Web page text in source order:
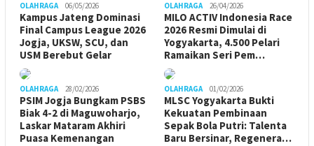
OLAHRAGA 06/05/2026
Kampus Jateng Dominasi
Final Campus League 2026
Jogja, UKSW, SCU, dan
USM Berebut Gelar
OLAHRAGA 26/04/2026
MILO ACTIV Indonesia Race
2026 Resmi Dimulai di
Yogyakarta, 4.500 Pelari
Ramaikan Seri Pem…
OLAHRAGA 28/02/2026
PSIM Jogja Bungkam PSBS
Biak 4-2 di Maguwoharjo,
Laskar Mataram Akhiri
Puasa Kemenangan
OLAHRAGA 01/02/2026
MLSC Yogyakarta Bukti
Kekuatan Pembinaan
Sepak Bola Putri: Talenta
Baru Bersinar, Regenera…